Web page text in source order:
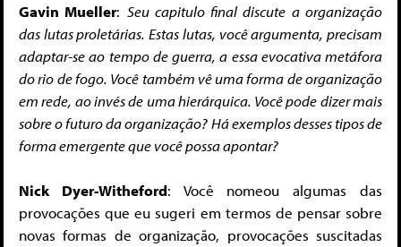
Gavin Mueller: Seu capitulo final discute a organização
das lutas proletárias. Estas lutas, você argumenta, precisam
adaptar-se ao tempo de guerra, a essa evocativa metáfora
do rio de fogo. Você também vê uma forma de organização
em rede, ao invés de uma hierárquica. Você pode dizer mais
sobre o futuro da organização? Há exemplos desses tipos de
forma emergente que você possa apontar?
Nick Dyer-Witheford: Você nomeou algumas das
provocações que eu sugeri em termos de pensar sobre
novas formas de organização, provocações suscitadas